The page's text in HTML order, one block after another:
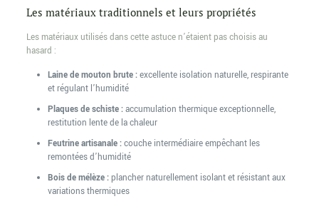
Les matériaux traditionnels et leurs propriétés
Les matériaux utilisés dans cette astuce n’étaient pas choisis au
hasard :
Laine de mouton brute :excellente isolation naturelle, respirante
et régulant l’humidité
Plaques de schiste :accumulation thermique exceptionnelle,
restitution lente de la chaleur
Feutrine artisanale :couche intermédiaire empêchant les
remontées d’humidité
Bois de mélèze :plancher naturellement isolant et résistant aux
variations thermiques